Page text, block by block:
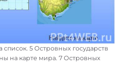
список. 5 Островных государств
на карте мира. 7 Островных